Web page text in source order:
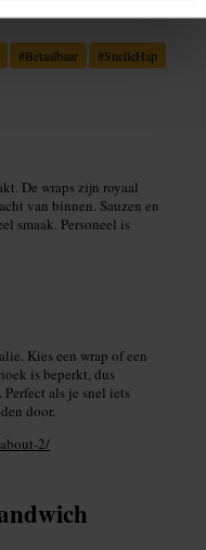
#Betaalbaar #SnelleHap
De wraps zijn royaal
van binnen. Sauzen en
smaak. Personeel is
Kies een wrap of een
is beperkt, dus
als je snel iets
door.
2/